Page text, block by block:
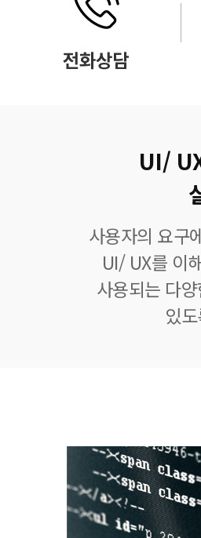
UI/
사용자의 요구
UI/ UX를 이
사용되는 다
있